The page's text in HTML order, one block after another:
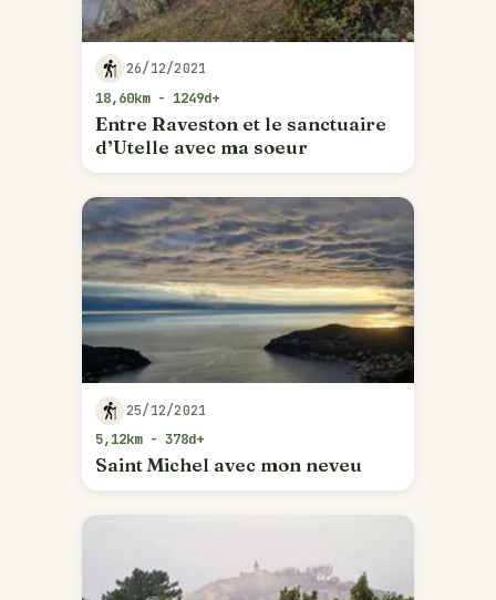
26/12/2021
18,60km - 1249d+
Entre Raveston et le sanctuaire
d’Utelle avec ma soeur
25/12/2021
5,12km - 378d+
Saint Michel avec mon neveu